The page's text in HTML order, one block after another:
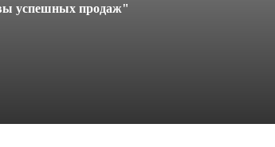
успешных продаж"